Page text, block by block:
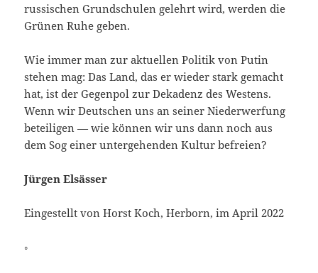
russischen Grundschulen gelehrt wird, werden die
Grünen Ruhe geben.
Wie immer man zur aktuellen Politik von Putin
stehen mag: Das Land, das er wieder stark gemacht
hat, ist der Gegenpol zur Dekadenz des Westens.
Wenn wir Deutschen uns an seiner Niederwerfung
beteiligen — wie können wir uns dann noch aus
dem Sog einer untergehenden Kultur befreien?
Jürgen Elsässer
Eingestellt von Horst Koch, Herborn, im April 2022
◦